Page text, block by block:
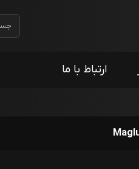
ارتباط با ما